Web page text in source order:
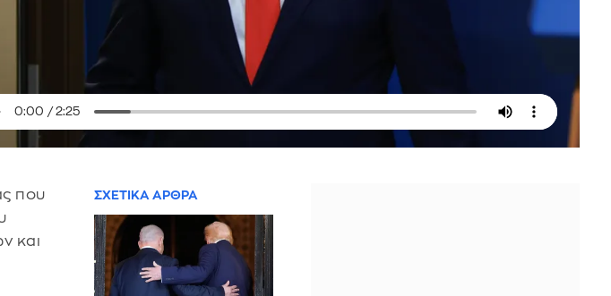
που
και
ΣΧΕΤΙΚΑ ΑΡΘΡΑ